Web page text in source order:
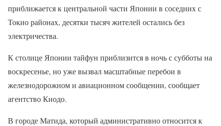
приближается к центральной части Японии в соседних с
Токио районах, десятки тысяч жителей остались без
электричества.
К столице Японии тайфун приблизится в ночь с субботы на
воскресенье, но уже вызвал масштабные перебои в
железнодорожном и авиационном сообщении, сообщает
агентство Киодо.
В городе Матида, который административно относится к